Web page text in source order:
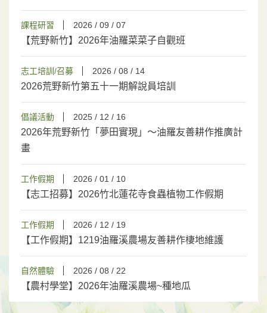
課程研習 2026 / 09 / 07
【荒野新竹】2026年油羅菜菜子自觀班
志工培訓/召募 2026 / 08 / 14
2026荒野新竹第五十一期解說員培訓
倡議活動 2025 / 12 / 16
2026年荒野新竹「夢田實現」～油羅友善耕作推廣計
畫
工作假期 2026 / 01 / 10
【志工招募】2026竹北蓮花寺食蟲植物工作假期
工作假期 2026 / 12 / 19
【工作假期】1219油羅溪農場友善耕作棲地維護
自然體驗 2026 / 08 / 22
【農村學堂】2026年油羅溪農場~種地瓜